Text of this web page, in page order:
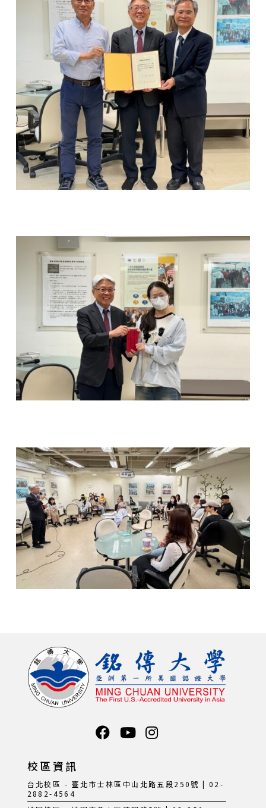
校區資訊
台北校區 - 臺北市士林區中山北路五段250號 | 02-
2882-4564